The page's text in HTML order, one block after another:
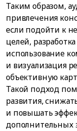
Таким образом,
привлечения
если подойти к
целей,
использование
и визуализация
объективную
Такой подход
развития,
и повышать
дополнительных